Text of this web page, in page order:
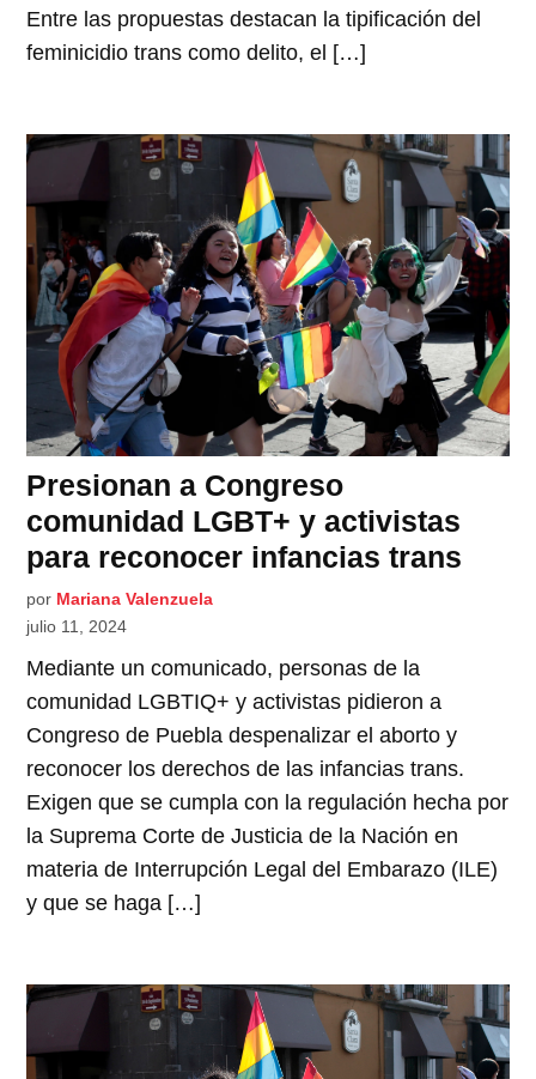
Entre las propuestas destacan la tipificación del
feminicidio trans como delito, el […]
Presionan a Congreso
comunidad LGBT+ y activistas
para reconocer infancias trans
por Mariana Valenzuela
julio 11, 2024
Mediante un comunicado, personas de la
comunidad LGBTIQ+ y activistas pidieron a
Congreso de Puebla despenalizar el aborto y
reconocer los derechos de las infancias trans.
Exigen que se cumpla con la regulación hecha por
la Suprema Corte de Justicia de la Nación en
materia de Interrupción Legal del Embarazo (ILE)
y que se haga […]